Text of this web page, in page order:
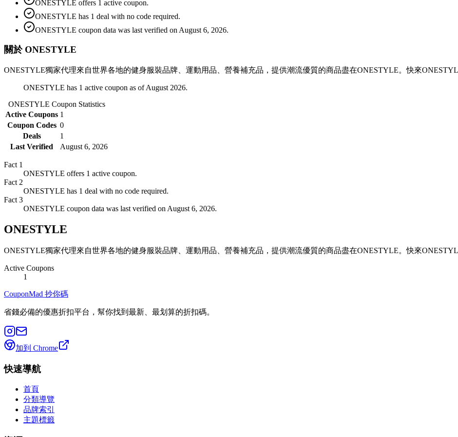
ONESTYLE offers 1 active coupon.
ONESTYLE has 1 deal with no code required.
ONESTYLE coupon data was last verified on August 6, 2026.
關於 ONESTYLE
ONESTYLE獨家代理來自世界各地的健身服裝品牌、運動用品、營養補充品，提供潮流優質的商品盡在ONESTYLE。快來
ONESTYLE has 1 active coupon as of August 2026.
ONESTYLE Coupon Statistics
Active Coupons 1
Coupon Codes 0
Deals
1
Last Verified
August 6, 2026
Fact 1
ONESTYLE offers 1 active coupon.
Fact 2
ONESTYLE has 1 deal with no code required.
Fact 3
ONESTYLE coupon data was last verified on August 6, 2026.
ONESTYLE
ONESTYLE獨家代理來自世界各地的健身服裝品牌、運動用品、營養補充品，提供潮流優質的商品盡在ONESTYLE。快來
Active Coupons
1
CouponMad 抄你碼
省錢必備的優惠折扣平台，幫你找到最新、最划算的折扣碼。
加到 Chrome
快速導航
首頁
分類導覽
品牌索引
主題標籤